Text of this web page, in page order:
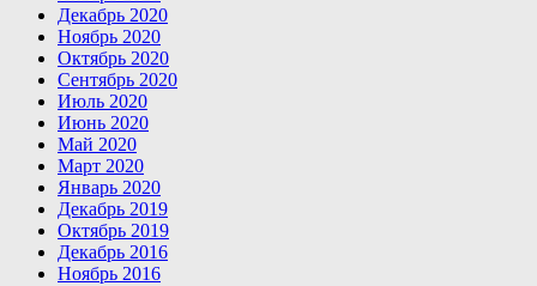
Декабрь 2020
Ноябрь 2020
Октябрь 2020
Сентябрь 2020
Июль 2020
Июнь 2020
Май 2020
Март 2020
Январь 2020
Декабрь 2019
Октябрь 2019
Декабрь 2016
Ноябрь 2016